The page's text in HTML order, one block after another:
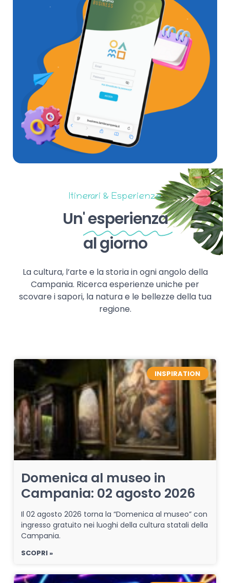
Itinerari & Esperienze
Un'esperienza
al giorno
La cultura, l’arte e la storia in ogni angolo della
Campania. Ricerca esperienze uniche per
scovare i sapori, la natura e le bellezze della tua
regione.
INSPIRATION
Domenica al museo in
Campania: 02 agosto 2026
Il 02 agosto 2026 torna la “Domenica al museo” con
ingresso gratuito nei luoghi della cultura statali della
Campania.
SCOPRI »